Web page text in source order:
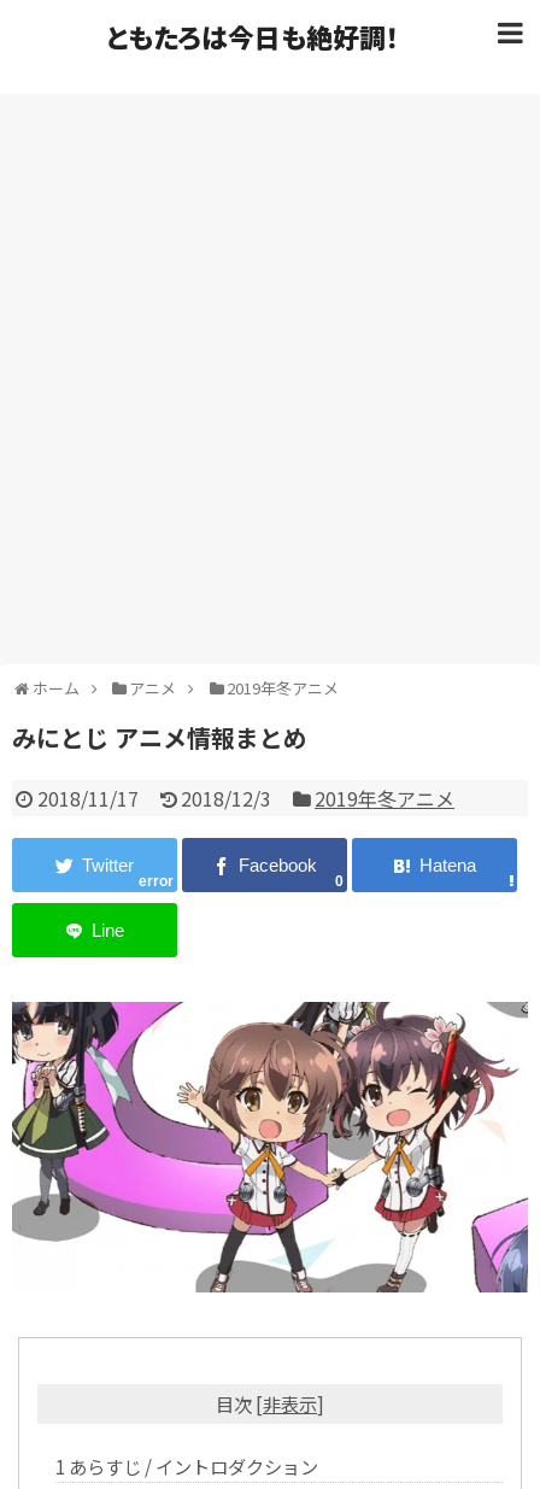
ともたろは今日も絶好調！
ホーム アニメ 2019年冬アニメ
みにとじ アニメ情報まとめ
2018/11/17 2018/12/3 2019年冬アニメ
error 0
目次[非表示]
1 あらすじ / イントロダクション